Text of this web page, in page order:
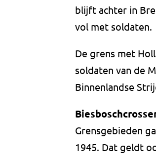
blijft achter in
vol met soldaten.
De grens met
soldaten van de
Binnenlandse
Grensgebieden
1945. Dat geldt